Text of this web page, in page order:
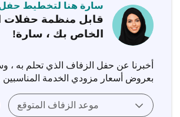
سارة هنا لتخطيط
قابل منظمة حفلات
الخاص بك ، سارة!
أخبرنا عن حفل الزفاف الذي تحلم به ،
بعروض أسعار مزودي الخدمة المناسبين
موعد الزفاف المتوقع